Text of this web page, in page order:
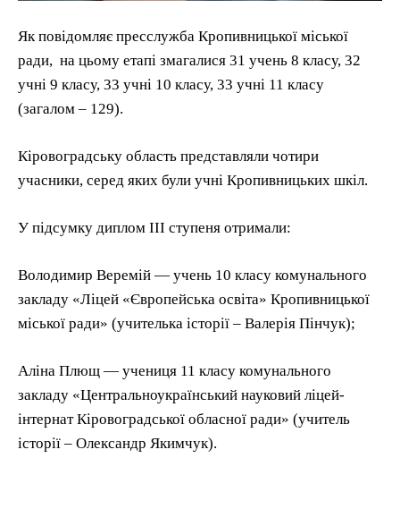
Як повідомляє пресслужба Кропивницької міської
ради, на цьому етапі змагалися 31 учень 8 класу, 32
учні 9 класу, 33 учні 10 класу, 33 учні 11 класу
(загалом – 129).
Кіровоградську область представляли чотири
учасники, серед яких були учні Кропивницьких шкіл.
У підсумку диплом III ступеня отримали:
Володимир Веремій — учень 10 класу комунального
закладу «Ліцей «Європейська освіта» Кропивницької
міської ради» (учителька історії – Валерія Пінчук);
Аліна Плющ — учениця 11 класу комунального
закладу «Центральноукраїнський науковий ліцей-
інтернат Кіровоградської обласної ради» (учитель
історії – Олександр Якимчук).